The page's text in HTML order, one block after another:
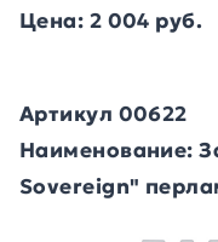
Цена: 2 004 руб.
Артикул 00622
Наименование:
Sovereign"